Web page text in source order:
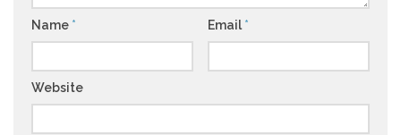
Name * Email *
Website